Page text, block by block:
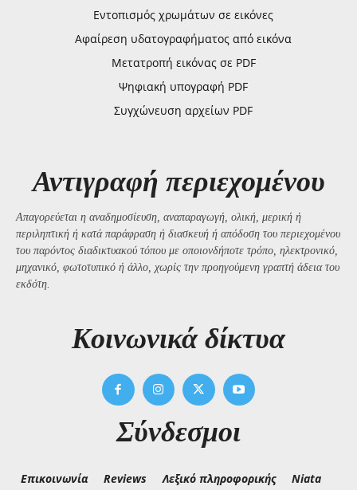
Εντοπισμός χρωμάτων σε εικόνες
Αφαίρεση υδατογραφήματος από εικόνα
Μετατροπή εικόνας σε PDF
Ψηφιακή υπογραφή PDF
Συγχώνευση αρχείων PDF
Αντιγραφή περιεχομένου
Απαγορεύεται η αναδημοσίευση, αναπαραγωγή, ολική, μερική ή
περιληπτική ή κατά παράφραση ή διασκευή ή απόδοση του περιεχομένου
του παρόντος διαδικτυακού τόπου με οποιονδήποτε τρόπο, ηλεκτρονικό,
μηχανικό, φωτοτυπικό ή άλλο, χωρίς την προηγούμενη γραπτή άδεια του
εκδότη.
Kοινωνικά δίκτυα
Σύνδεσμοι
Επικοινωνία Reviews Λεξικό πληροφορικής Niata